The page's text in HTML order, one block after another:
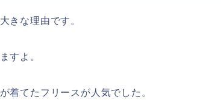
きな理由です。
すよ。
着てたフリースが人気でした。